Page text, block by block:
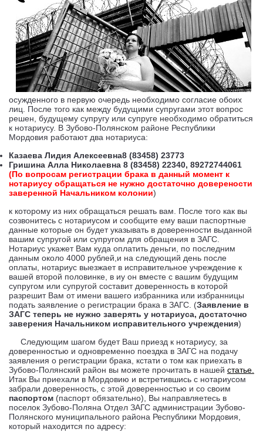
осужденного в первую очередь необходимо согласие обоих
лиц. После того как между будущими супругами этот вопрос
решен, будущему супругу или супруге необходимо обратиться
к нотариусу. В Зубово-Полянском районе Республики
Мордовия работают два нотариуса:
Казаева Лидия Алексеевна8 (83458) 23773
Гришина Алла Николаевна 8 (83458) 22340, 89272744061
(По вопросам регистрации брака в данный момент к
нотариусу обращаться не нужно достаточно доверености
заверенной Начальником колонии)
к которому из них обращаться решать вам. После того как вы
созвонитесь с нотариусом и сообщите ему ваши паспортные
данные которые он будет указывать в доверенности выданной
вашим супругой или супругом для обращения в ЗАГС.
Нотариус укажет Вам куда оплатить деньги, по последним
данным около 4000 рублей,и на следующий день после
оплаты, нотариус выезжает в исправительное учреждение к
вашей второй половинке, в иу он вместе с вашим будущим
супругом или супругой составит доверенность в которой
разрешит Вам от имени вашего избранника или избранницы
подать заявление о регистрации брака в ЗАГС. (Заявление в
ЗАГС теперь не нужно заверять у нотариуса, достаточно
заверения Начальником исправительного учреждения)
Следующим шагом будет Ваш приезд к нотариусу, за
доверенностью и одновременно поездка в ЗАГС на подачу
заявления о регистрации брака, кстати о том как приехать в
Зубово-Полянский район вы можете прочитать в нашей статье.
Итак Вы приехали в Мордовию и встретившись с нотариусом
забрали доверенность, с этой доверенностью и со своим
паспортом (паспорт обязательно), Вы направляетесь в
поселок Зубово-Поляна Отдел ЗАГС администрации Зубово-
Полянского муниципального района Республики Мордовия,
который находится по адресу: